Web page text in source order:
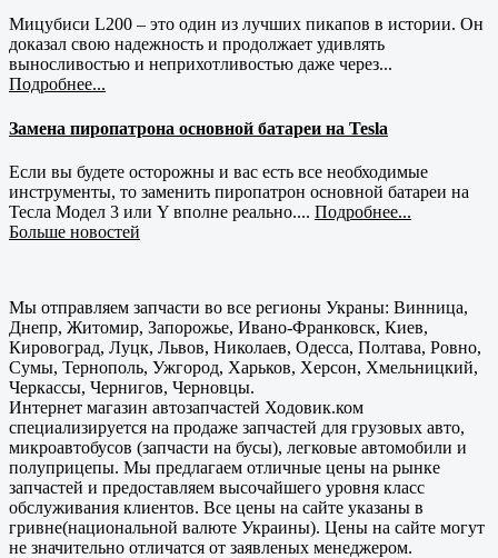
Мицубиси L200 – это один из лучших пикапов в истории. Он
доказал свою надежность и продолжает удивлять
выносливостью и неприхотливостью даже через...
Подробнее...
Замена пиропатрона основной батареи на Tesla
Если вы будете осторожны и вас есть все необходимые
инструменты, то заменить пиропатрон основной батареи на
Тесла Модел 3 или Y вполне реально.... Подробнее...
Больше новостей
Мы отправляем запчасти во все регионы Украны: Винница,
Днепр, Житомир, Запорожье, Ивано-Франковск, Киев,
Кировоград, Луцк, Львов, Николаев, Одесса, Полтава, Ровно,
Сумы, Тернополь, Ужгород, Харьков, Херсон, Хмельницкий,
Черкассы, Чернигов, Черновцы.
Интернет магазин автозапчастей Ходовик.ком
специализируется на продаже запчастей для грузовых авто,
микроавтобусов (запчасти на бусы), легковые автомобили и
полуприцепы. Мы предлагаем отличные цены на рынке
запчастей и предоставляем высочайшего уровня класс
обслуживания клиентов. Все цены на сайте указаны в
гривне(национальной валюте Украины). Цены на сайте могут
не значительно отличатся от заявленых менеджером.